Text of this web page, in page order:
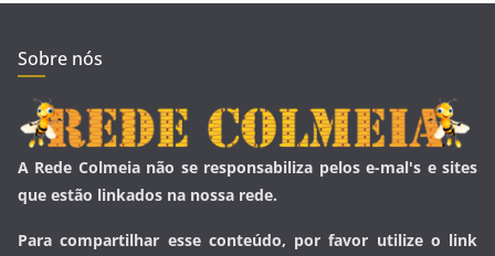
Sobre nós
A Rede Colmeia não se responsabiliza pelos e-mal's e sites
que estão linkados na nossa rede.
Para compartilhar esse conteúdo, por favor utilize o link